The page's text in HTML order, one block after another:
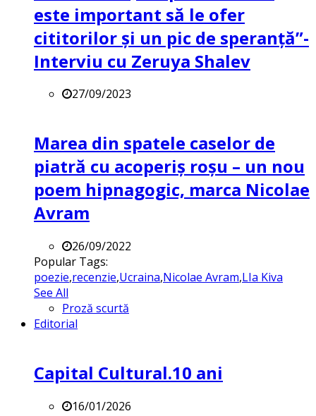
este important să le ofer
cititorilor și un pic de speranță”-
Interviu cu Zeruya Shalev
27/09/2023
Marea din spatele caselor de
piatră cu acoperiș roșu – un nou
poem hipnagogic, marca Nicolae
Avram
26/09/2022
Popular Tags:
poezie,recenzie,Ucraina,Nicolae Avram,LIa Kiva
See All
Proză scurtă
Editorial
Capital Cultural.10 ani
16/01/2026